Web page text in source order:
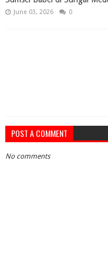
June 03, 2026 0
POST A COMMENT
No comments